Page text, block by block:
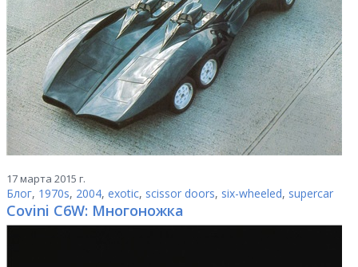
17 марта 2015 г.
Блог, 1970s, 2004, exotic, scissor doors, six-wheeled, supercar
Covini C6W: Многоножка